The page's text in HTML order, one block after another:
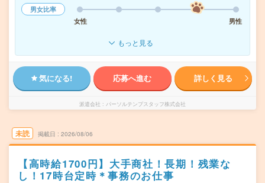
男女比率
女性
男性
もっと見る
気になる! 応募へ進む 詳しく見る
派遣会社 パーソルテンプスタッフ株式会社
未読 掲載日 2026/08/06
【高時給1700円】大手商社！長期！残業な
し！17時台定時＊事務のお仕事